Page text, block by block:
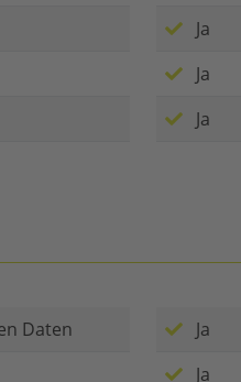
Ja
Ja
Ja
Daten
Ja
Ja